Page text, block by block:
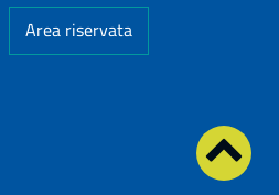
Area riservata